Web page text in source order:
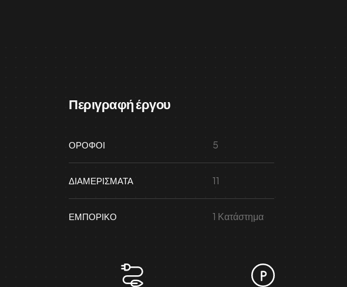
Περιγραφή έργου
ΌΡΟΦΟΙ 5
ΔΙΑΜΕΡΊΣΜΑΤΑ 11
ΕΜΠΟΡΙΚΌ 1 Κατάστημα